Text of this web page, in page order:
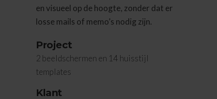
en visueel op de hoogte, zonder dat er
losse mails of memo’s nodig zijn.
Project
2 beeldschermen en 14 huisstijl
templates
Klant